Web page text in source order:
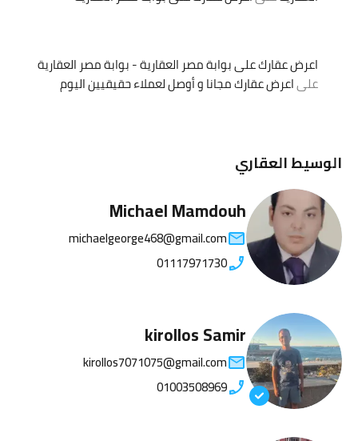
اعرض عقارك على بوابة مصر العقارية - بوابة مصر العقارية
علىاعرض عقارك مجانا و أوصل لعملاء حقيقيين اليوم
الوسيط العقاري
Michael Mamdouh
michaelgeorge468@gmail.com
01117971730
kirollos Samir
kirollos7071075@gmail.com
01003508969